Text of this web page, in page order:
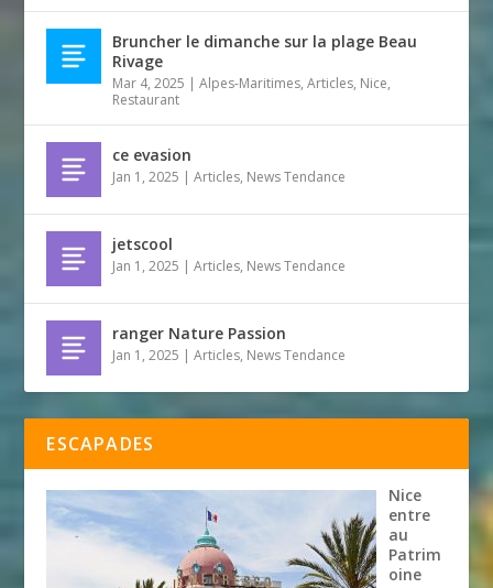
Bruncher le dimanche sur la plage Beau
Rivage
Mar 4, 2025 |Alpes-Maritimes,Articles, Nice,
Restaurant
ce evasion
Jan 1, 2025 |Articles, News Tendance
jetscool
Jan 1, 2025 |Articles, News Tendance
ranger Nature Passion
Jan 1, 2025 |Articles, News Tendance
ESCAPADES
Nice
entre
au
Patrim
oine